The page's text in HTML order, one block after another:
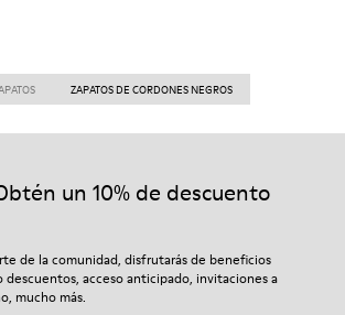
ZAPATOS DE CORDONES NEGROS
un 10% de descuento
de la comunidad, disfrutarás de beneficios
descuentos, acceso anticipado, invitaciones a
mucho más.